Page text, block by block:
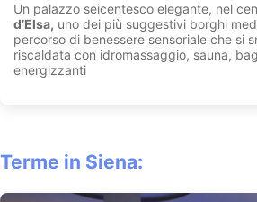
Un palazzo seicentesco elegante, nel
d’Elsa, uno dei più suggestivi borghi
percorso di benessere sensoriale che si
riscaldata con idromassaggio, sauna,
energizzanti
Terme in Siena: